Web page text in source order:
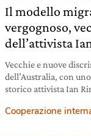
Il modello
vergognoso,
dell’attivista
Vecchie e nuove
dell’Australia, con
storico attivista Ian
Cooperazione